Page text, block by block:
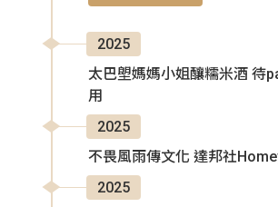
2025
太巴塱媽媽小姐釀糯米酒 待
用
2025
不畏風雨傳文化 達邦社
2025